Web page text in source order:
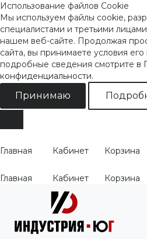
Использование файлов Cookie
Мы используем файлы cookie,
специалистами и третьими
нашем веб-сайте. Продолжая
сайта, вы принимаете условия
подробные сведения смотрите в
конфиденциальности.
Принимаю
Главная Кабинет Корзина
Главная Кабинет Корзина